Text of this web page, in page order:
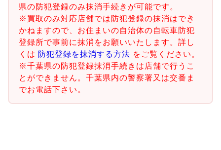
県の防犯登録のみ抹消手続きが可能です。
※買取のみ対応店舗では防犯登録の抹消はでき
かねますので、お住まいの自治体の自転車防犯
登録所で事前に抹消をお願いいたします。詳し
くは 防犯登録を抹消する方法 をご覧ください。
※千葉県の防犯登録抹消手続きは店舗で行うこ
とができません。千葉県内の警察署又は交番ま
でお電話下さい。